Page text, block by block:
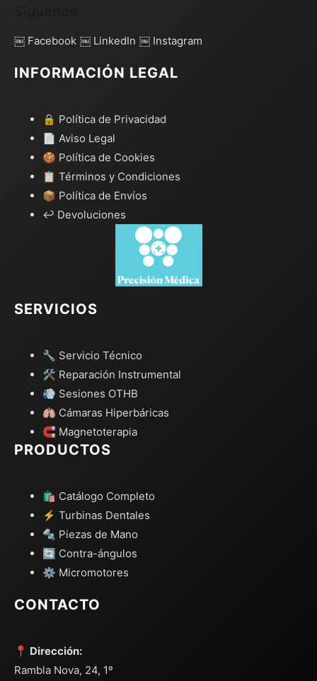
￼ Facebook ￼ LinkedIn ￼ Instagram
INFORMACIÓN LEGAL
🔒 Política de Privacidad
📄 Aviso Legal
🍪 Política de Cookies
📋 Términos y Condiciones
📦 Política de Envíos
↩️ Devoluciones
SERVICIOS
🔧 Servicio Técnico
🛠️ Reparación Instrumental
💨 Sesiones OTHB
🫁 Cámaras Hiperbáricas
🧲 Magnetoterapia
PRODUCTOS
🛍️ Catálogo Completo
⚡ Turbinas Dentales
🔩 Piezas de Mano
🔄 Contra-ángulos
⚙️ Micromotores
CONTACTO
📍 Dirección:
Rambla Nova, 24, 1º